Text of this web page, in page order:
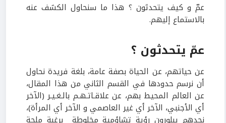
عمّ و كيف يتحدثون ؟ هذا ما سنحاول الكشف عنه
بالاستماع إليهم.
عمّ يتحدثون ؟
عن حياتهم، عن الحياة بصفة عامة، بلغة فريدة نحاول
أن نرسم حدودها في القسم الثاني من هذا المقال،
عن العالم المحيط بهم، عن علاقـاتـهـم بالـغـيـر (الآخر
أي الأجنبي، الآخر أي غير العاصمي و الآخر أي المرأة)،